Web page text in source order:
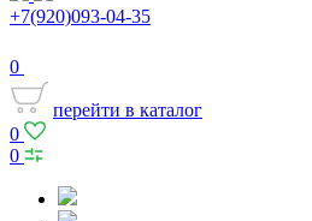
+7(920)093-04-35
0
перейти в каталог
0
0